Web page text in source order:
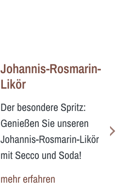
Johannis-Rosmarin-
Likör
Der besondere Spritz:
Genießen Sie unseren
Johannis-Rosmarin-Likör
mit Secco und Soda!
mehr erfahren